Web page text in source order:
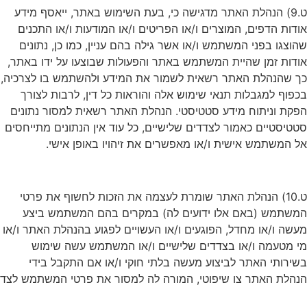
ט.9) הנהלת האתר מדגישה כי, בעת השימוש באתר, ייאסף מידע
אודות הדפים, המוצרים ו/או הפריטים ו/או המודעות ו/או התכנים
שהוצגו בפני המשתמש ו/או אשר גילה בהם עניין, כמו כן, נתונים
אודות זמן שהיית המשתמש באתר והפעולות שבוצעו על ידו באתר,
כך שהנהלת האתר רשאית לשמור את המידע ולהשתמש בו לצרכיה,
בכפוף למגבלות תנאי שימוש אלה והוראות כל דין, לרבות לצורך
הפקת וניתוח מידע סטטיסטי. הנהלת האתר רשאית למסור נתונים
סטטיסטיים כאמור לצדדים שלישיים, כל עוד אין הנתונים מתייחסים
אל המשתמש אישית ו/או מאפשרים את זיהויו באופן אישי.
ט.10) הנהלת האתר שומרת לעצמה את הזכות לחשוף את פרטי
המשתמש (באם אלו ידועים לה) במקרים בהם המשתמש ביצע
מעשה ו/או מחדל, הפוגעים ו/או העשויים לפגוע בהנהלת האתר ו/או
מי מטעמה ו/או בצדדים שלישיים ו/או המשתמש עשה שימוש
בשירותי האתר לביצוע מעשה בלתי חוקי ו/או אם התקבל בידי
הנהלת האתר צו שיפוטי, המורה לה למסור את פרטי המשתמש לצד